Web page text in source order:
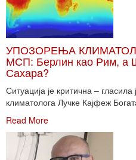
УПОЗОРЕЊА
МСП: Берлин као Рим, а
Сахара?
Ситуација је критична –
климатолога Лучке Кајфеж
Read More